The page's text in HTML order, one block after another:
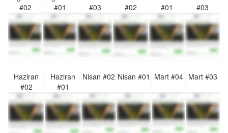
#02
#01
#03
#02
#01
#03
Haziran
#02
Haziran
#01
Nisan #02 Nisan #01 Mart #04 Mart #03